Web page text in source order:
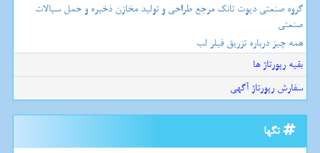
گروه صنعتی دپوت تانک مرجع طراحی و تولید مخازن ذخیره و حمل سیالات
صنعتی
همه چیز درباره تزریق فیلر لب
بقیه رپورتاژ ها
سفارش رپورتاژ آگهی
تگها